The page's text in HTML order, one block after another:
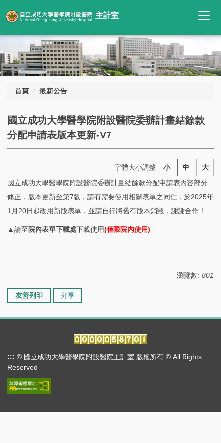
到
要
容
區
主計室
首頁 最新公告
國立成功大學醫學院附設醫院委辦計畫結餘款
分配申請表版本更新-V7
字體大小調整 小 中
大
國立成功大學醫學院附設醫院委辦計畫結餘款分配申請表內容部分
修正，版本更新至第7版，請有需要使用相關表單之同仁，於2025年
1月20日起改用新版表單，並請自行將舊有版本銷毀，謝謝合作！
▲請至院內表單下載處下載使用(僅限院內使用)
瀏覽數: 801
友善列印 分享
::: © 國立成功大學醫學院附設醫院主計室 版權所有 © All Rights
Reserved